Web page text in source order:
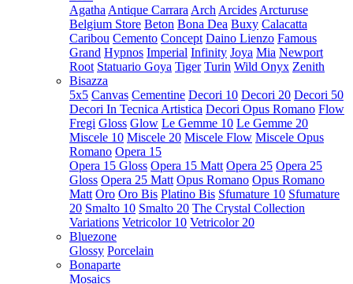
Agatha Antique Carrara Arch Arcides Arcturuse
Belgium Store Beton Bona Dea Buxy Calacatta
Caribou Cemento Concept Daino Lienzo Famous
Grand Hypnos Imperial Infinity Joya Mia Newport
Root Statuario Goya Tiger Turin Wild Onyx Zenith
Bisazza
5x5 Canvas Cementine Decori 10 Decori 20 Decori 50
Decori In Tecnica Artistica Decori Opus Romano Flow
Fregi Gloss Glow Le Gemme 10 Le Gemme 20
Miscele 10 Miscele 20 Miscele Flow Miscele Opus
Romano Opera 15
Opera 15 Gloss Opera 15 Matt Opera 25 Opera 25
Gloss Opera 25 Matt Opus Romano Opus Romano
Matt Oro Oro Bis Platino Bis Sfumature 10 Sfumature
20 Smalto 10 Smalto 20 The Crystal Collection
Variations Vetricolor 10 Vetricolor 20
Bluezone
Glossy Porcelain
Bonaparte
Mosaics